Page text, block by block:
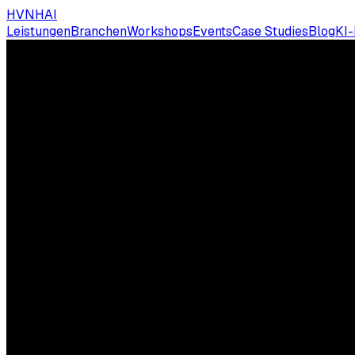
HVNHAI
LeistungenBranchenWorkshopsEventsCase StudiesBlog